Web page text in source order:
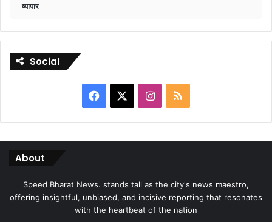
व्यापार
Social
Facebook Instagram
RSS
About
Speed Bharat News. stands tall as the city's news maestro,
offering insightful, unbiased, and incisive reporting that resonates
with the heartbeat of the nation